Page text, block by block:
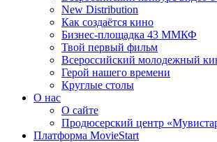
New Distribution
Как создаётся кино
Бизнес-площадка 43 ММКФ
Твой первый фильм
Всероссийский молодежный
Герой нашего времени
Круглые столы
О нас
О сайте
Продюсерский центр
Платформа MovieStart